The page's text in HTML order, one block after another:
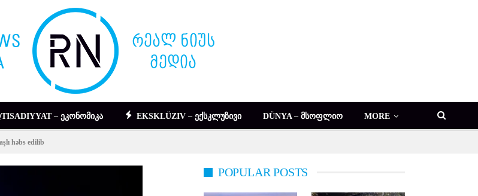
– ᲔᲙᲝᲜᲝᲛᲘᲙᲐ EKSKLÜZIV – ᲔᲥᲡᲙᲚᲣᲖᲘᲕᲘ DÜNYA – ᲛᲡᲝᲤᲚᲘᲝ MORE
həbs edilib
POPULAR POSTS